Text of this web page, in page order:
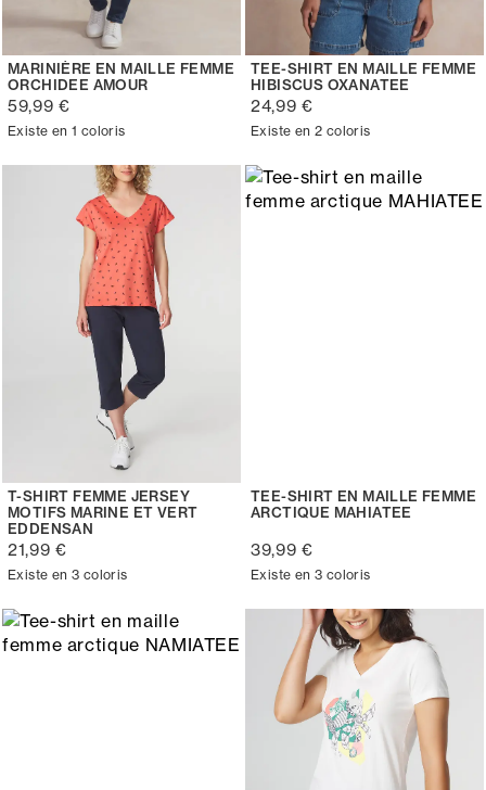
MARINIÈRE EN MAILLE FEMME
ORCHIDEE AMOUR
59,99 €
Existe en 1 coloris
TEE-SHIRT EN MAILLE FEMME
HIBISCUS OXANATEE
24,99 €
Existe en 2 coloris
T-SHIRT FEMME JERSEY
MOTIFS MARINE ET VERT
EDDENSAN
21,99 €
Existe en 3 coloris
TEE-SHIRT EN MAILLE FEMME
ARCTIQUE MAHIATEE
39,99 €
Existe en 3 coloris